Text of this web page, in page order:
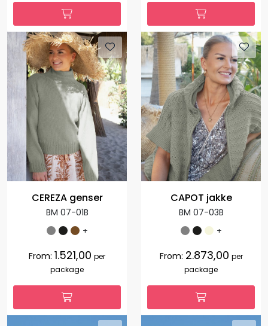
CEREZA genser
BM 07-01B
+
From: 1.521,00 per
package
CAPOT jakke
BM 07-03B
+
From: 2.873,00 per
package